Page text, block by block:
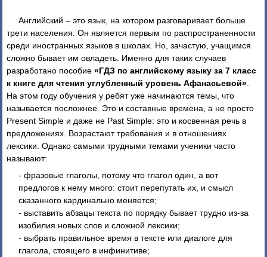
Английский – это язык, на котором разговаривает больше
трети населения. Он является первым по распространенности
среди иностранных языков в школах. Но, зачастую, учащимся
сложно бывает им овладеть. Именно для таких случаев
разработано пособие «ГДЗ по английскому языку за 7 класс
к книге для чтения углубленный уровень Афанасьевой»
На этом году обучения у ребят уже начинаются темы, что
называется посложнее. Это и составные времена, а не просто
Present Simple и даже не Past Simple: это и косвенная речь в
предложениях. Возрастают требования и в отношениях
лексики. Однако самыми трудными темами ученики часто
называют:
- фразовые глаголы, потому что глагол один, а вот
предлогов к нему много: стоит перепутать их, и смысл
сказанного кардинально меняется;
- выставить абзацы текста по порядку бывает трудно из-за
изобилия новых слов и сложной лексики;
- выбрать правильное время в тексте или диалоге для
глагола, стоящего в инфинитиве;